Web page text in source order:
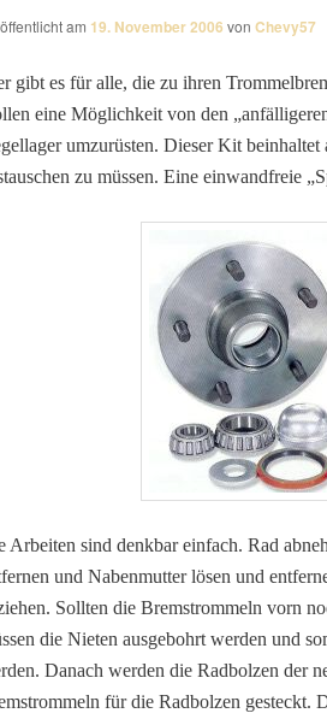
am 19. November 2006 von Chevy57
gibt es für alle, die zu ihren
eine Möglichkeit von den
umzurüsten. Dieser Kit
zu müssen. Eine einwandfreie
Arbeiten sind denkbar einfach. Rad
und Nabenmutter lösen und
Sollten die Bremstrommeln vorn
die Nieten ausgebohrt werden und
Danach werden die Radbolzen der
für die Radbolzen gesteckt.